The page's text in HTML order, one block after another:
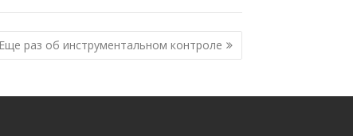
Еще раз об инструментальном контроле